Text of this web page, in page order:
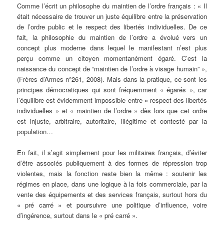
Comme l’écrit un philosophe du maintien de l’ordre français : « Il
était nécessaire de trouver un juste équilibre entre la préservation
de l’ordre public et le respect des libertés individuelles. De ce
fait, la philosophie du maintien de l’ordre a évolué vers un
concept plus moderne dans lequel le manifestant n’est plus
perçu comme un citoyen momentanément égaré. C’est la
naissance du concept de “maintien de l’ordre à visage humain” »,
(Frères d’Armes n°261, 2008). Mais dans la pratique, ce sont les
principes démocratiques qui sont fréquemment « égarés », car
l’équilibre est évidemment impossible entre « respect des libertés
individuelles » et « maintien de l’ordre » dès lors que cet ordre
est injuste, arbitraire, autoritaire, illégitime et contesté par la
population…
En fait, il s’agit simplement pour les militaires français, d’éviter
d’être associés publiquement à des formes de répression trop
violentes, mais la fonction reste bien la même : soutenir les
régimes en place, dans une logique à la fois commerciale, par la
vente des équipements et des services français, surtout hors du
« pré carré » et poursuivre une politique d’influence, voire
d’ingérence, surtout dans le « pré carré ».